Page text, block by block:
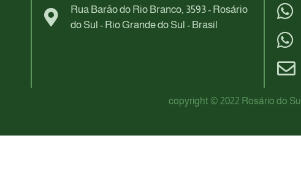
Rua Barão do Rio Branco, 3593 - Rosário
do Sul - Rio Grande do Sul - Brasil
copyright © 2022 Rosário do